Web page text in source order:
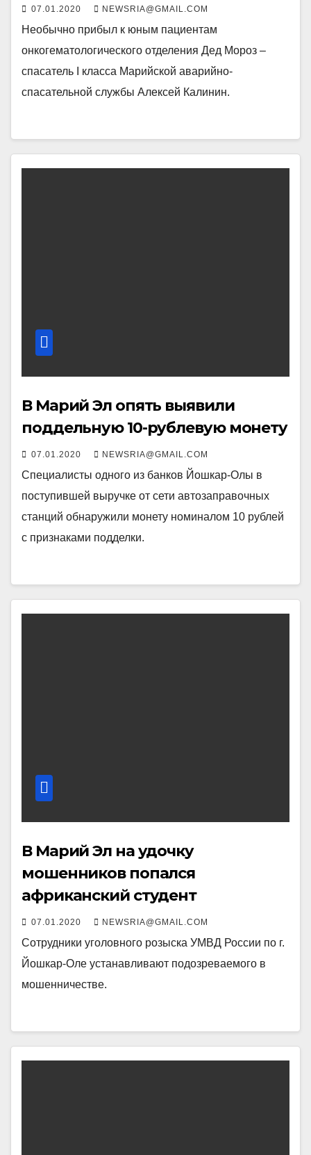
07.01.2020 NEWSRIA@GMAIL.COM
Необычно прибыл к юным пациентам
онкогематологического отделения Дед Мороз –
спасатель I класса Марийской аварийно-
спасательной службы Алексей Калинин.
В Марий Эл опять выявили
поддельную 10-рублевую монету
07.01.2020 NEWSRIA@GMAIL.COM
Специалисты одного из банков Йошкар-Олы в
поступившей выручке от сети автозаправочных
станций обнаружили монету номиналом 10 рублей
с признаками подделки.
В Марий Эл на удочку
мошенников попался
африканский студент
07.01.2020 NEWSRIA@GMAIL.COM
Сотрудники уголовного розыска УМВД России по г.
Йошкар-Оле устанавливают подозреваемого в
мошенничестве.